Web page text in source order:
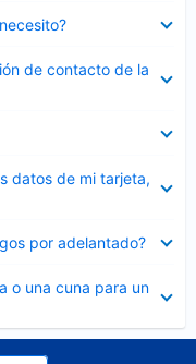
de contacto de la
datos de mi tarjeta,
por adelantado?
o una cuna para un